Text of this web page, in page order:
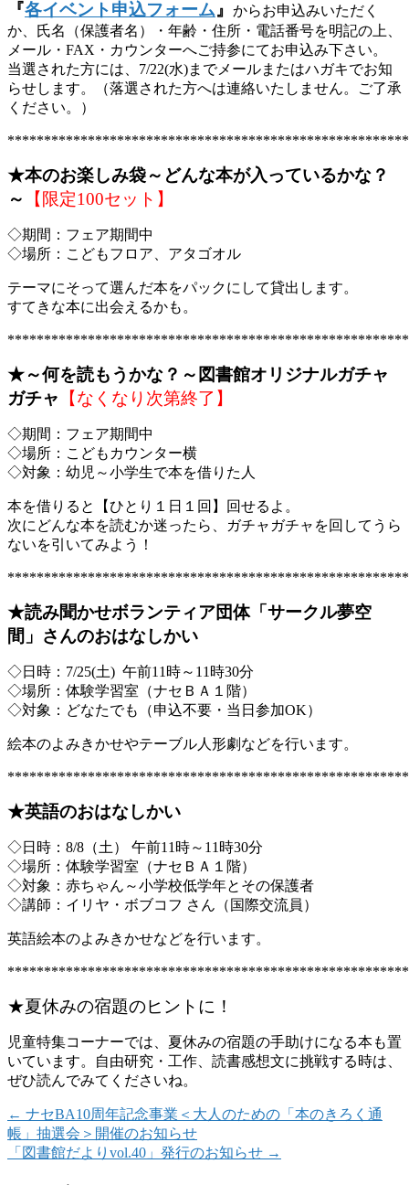
『各イベント申込フォーム』 からお申込みいただく
か、氏名（保護者名）・年齢・住所・電話番号を明記の上、
メール・FAX・カウンターへご持参にてお申込み下さい。
当選された方には、7/22(水)までメールまたはハガキでお知
らせします。（落選された方へは連絡いたしません。ご了承
ください。）
★本のお楽しみ袋～どんな本が入っているかな？
～
【限定100セット】
◇期間：フェア期間中
◇場所：こどもフロア、アタゴオル
テーマにそって選んだ本をパックにして貸出します。
すてきな本に出会えるかも。
★～何を読もうかな？～図書館オリジナルガチャ
ガチャ 【なくなり次第終了】
◇期間：フェア期間中
◇場所：こどもカウンター横
◇対象：幼児～小学生で本を借りた人
本を借りると【ひとり１日１回】回せるよ。
次にどんな本を読むか迷ったら、ガチャガチャを回してうら
ないを引いてみよう！
★読み聞かせボランティア団体「サークル夢空
間」さんのおはなしかい
◇日時：7/25(土) 午前11時～11時30分
◇場所：体験学習室（ナセＢＡ１階）
◇対象：どなたでも（申込不要・当日参加OK）
絵本のよみきかせやテーブル人形劇などを行います。
★英語のおはなしかい
◇日時：8/8（土） 午前11時～11時30分
◇場所：体験学習室（ナセＢＡ１階）
◇対象：赤ちゃん～小学校低学年とその保護者
◇講師：イリヤ・ボブコフ さん（国際交流員）
英語絵本のよみきかせなどを行います。
★夏休みの宿題のヒントに！
児童特集コーナーでは、夏休みの宿題の手助けになる本も置
いています。自由研究・工作、読書感想文に挑戦する時は、
ぜひ読んでみてくださいね。
← ナセBA10周年記念事業＜大人のための「本のきろく通
帳」抽選会＞開催のお知らせ
「図書館だよりvol.40」発行のお知らせ →